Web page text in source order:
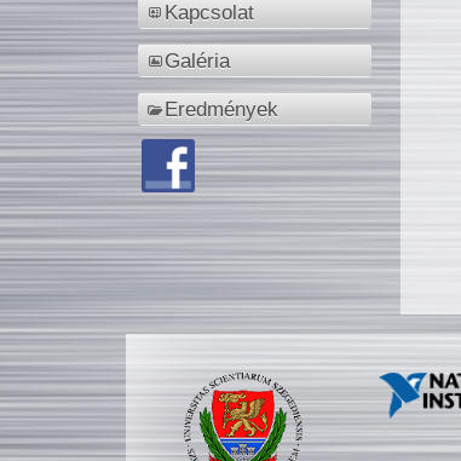
Kapcsolat
Galéria
Eredmények